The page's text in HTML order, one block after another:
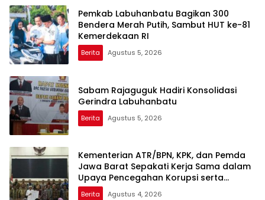
Pemkab Labuhanbatu Bagikan 300
Bendera Merah Putih, Sambut HUT ke-81
Kemerdekaan RI
Berita Agustus 5, 2026
Sabam Rajaguguk Hadiri Konsolidasi
Gerindra Labuhanbatu
Berita Agustus 5, 2026
Kementerian ATR/BPN, KPK, dan Pemda
Jawa Barat Sepakati Kerja Sama dalam
Upaya Pencegahan Korupsi serta
Penguatan Ekonomi Daerah
Berita Agustus 4, 2026